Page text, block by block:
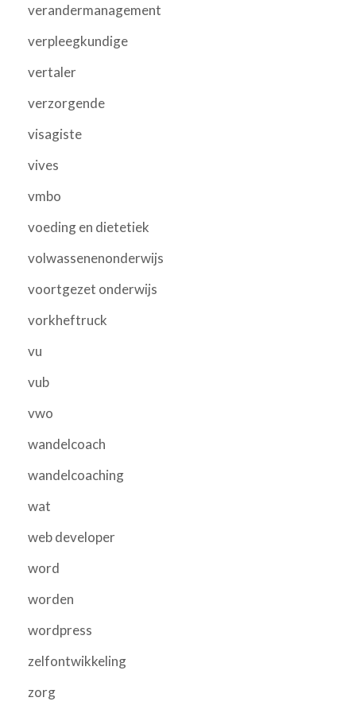
verandermanagement
verpleegkundige
vertaler
verzorgende
visagiste
vives
vmbo
voeding en dietetiek
volwassenenonderwijs
voortgezet onderwijs
vorkheftruck
vu
vub
vwo
wandelcoach
wandelcoaching
wat
web developer
word
worden
wordpress
zelfontwikkeling
zorg